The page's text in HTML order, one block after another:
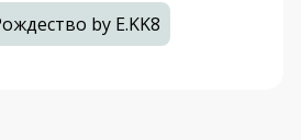
by E.KK8